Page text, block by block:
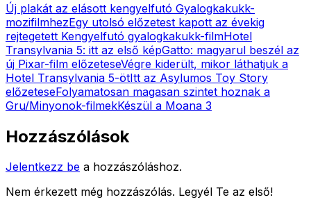
Új plakát az elásott kengyelfutó Gyalogkakukk-
mozifilmhezEgy utolsó előzetest kapott az évekig
rejtegetett Kengyelfutó gyalogkakukk-filmHotel
Transylvania 5: itt az első képGatto: magyarul beszél az
új Pixar-film előzeteseVégre kiderült, mikor láthatjuk a
Hotel Transylvania 5-ötItt az Asylumos Toy Story
előzeteseFolyamatosan magasan szintet hoznak a
Gru/Minyonok-filmekKészül a Moana 3
Hozzászólások
Jelentkezz be a hozzászóláshoz.
Nem érkezett még hozzászólás. Legyél Te az első!